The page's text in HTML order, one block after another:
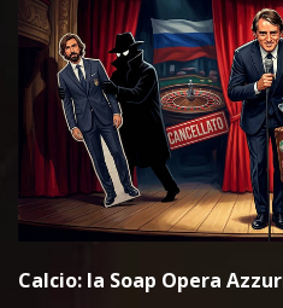
Calcio: la Soap Opera